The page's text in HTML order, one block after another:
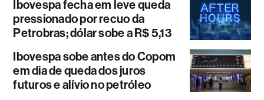
Ibovespa fecha em leve queda
pressionado por recuo da
Petrobras; dólar sobe a R$ 5,13
Ibovespa sobe antes do Copom
em dia de queda dos juros
futuros e alívio no petróleo